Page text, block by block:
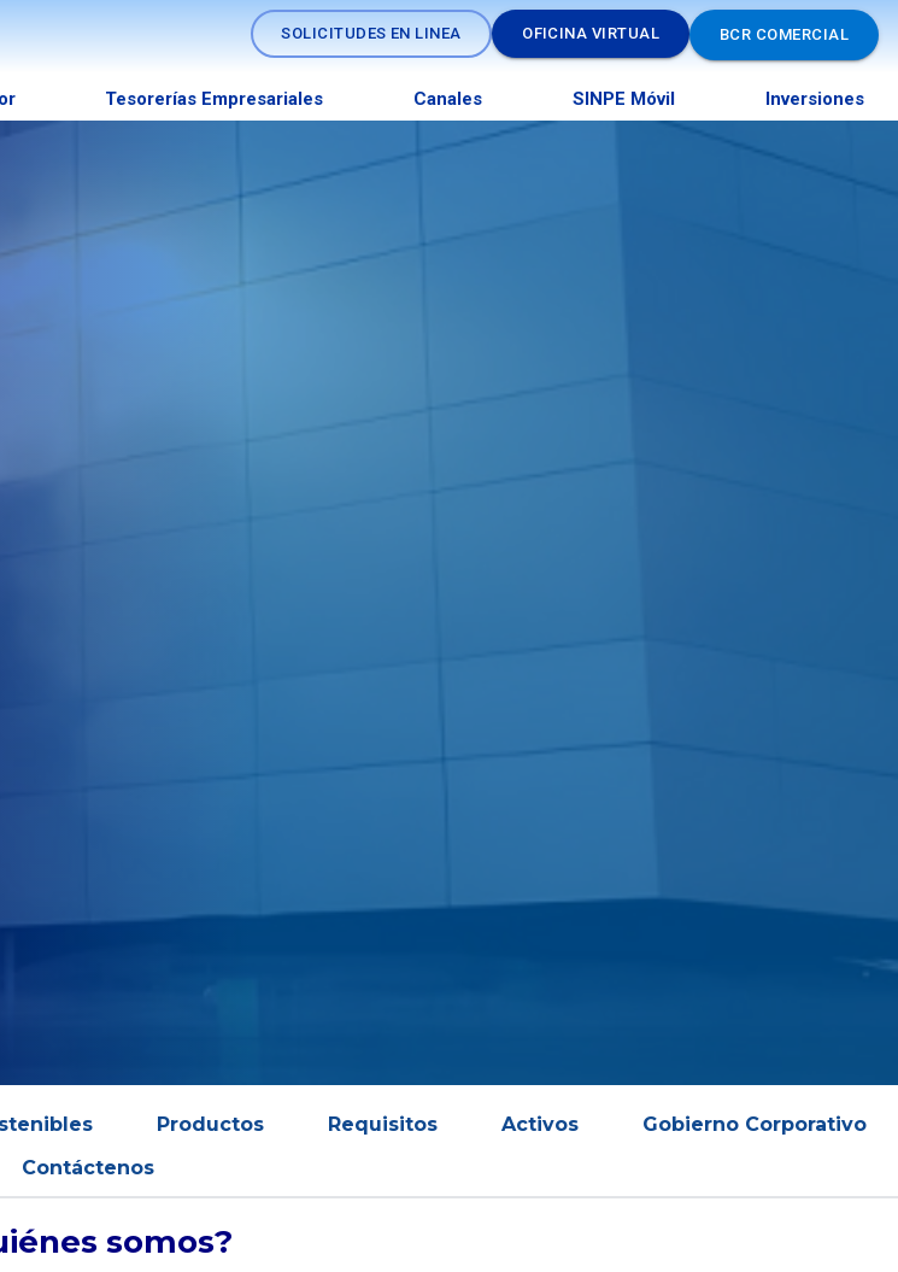
Tesorerías Empresariales Canales SINPE Móvil Inversiones
Información
SOLICITUDES EN LINEA OFICINA VIRTUAL BCR COMERCIAL
Productos Requisitos Activos
Gobierno Corporativo
Contáctenos
somos?